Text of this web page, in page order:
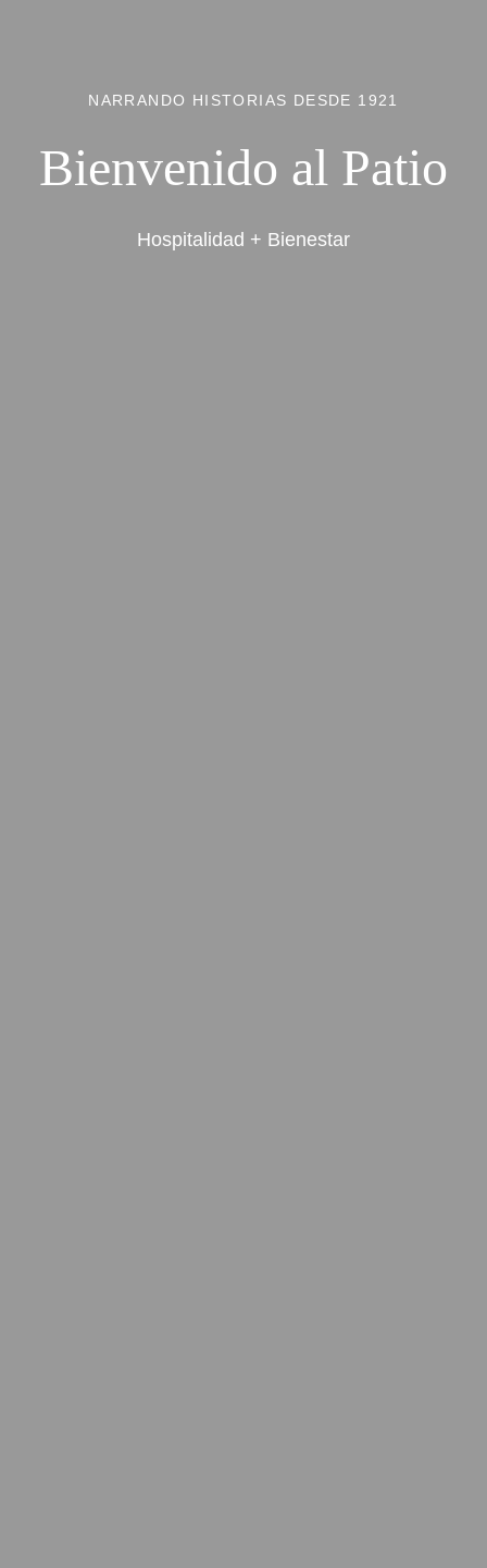
NARRANDO HISTORIAS DESDE 1921
Bienvenido al Patio
Hospitalidad + Bienestar